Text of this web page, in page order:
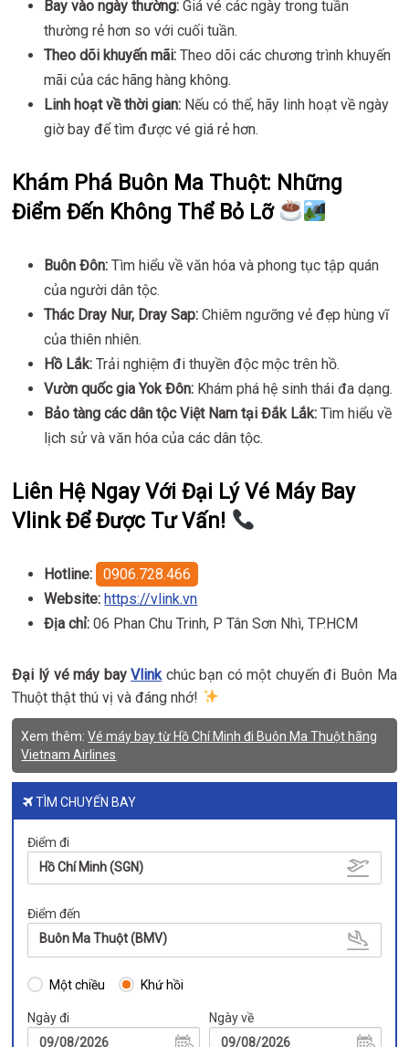
Bay vào ngày thường: Giá vé các ngày trong tuần
thường rẻ hơn so với cuối tuần.
Theo dõi khuyến mãi: Theo dõi các chương trình khuyến
mãi của các hãng hàng không.
Linh hoạt về thời gian: Nếu có thể, hãy linh hoạt về ngày
giờ bay để tìm được vé giá rẻ hơn.
Khám Phá Buôn Ma Thuột: Những
Điểm Đến Không Thể Bỏ Lỡ
Buôn Đôn: Tìm hiểu về văn hóa và phong tục tập quán
của người dân tộc.
Thác Dray Nur, Dray Sap: Chiêm ngưỡng vẻ đẹp hùng vĩ
của thiên nhiên.
Hồ Lắk: Trải nghiệm đi thuyền độc mộc trên hồ.
Vườn quốc gia Yok Đôn: Khám phá hệ sinh thái đa dạng.
Bảo tàng các dân tộc Việt Nam tại Đắk Lắk: Tìm hiểu về
lịch sử và văn hóa của các dân tộc.
Liên Hệ Ngay Với Đại Lý Vé Máy Bay
Vlink Để Được Tư Vấn!
Hotline:
0906.728.466
Website: https://vlink.vn
Địa chỉ: 06 Phan Chu Trinh, P Tân Sơn Nhì, TP.HCM
Đại lý vé máy bayVlink chúc bạn có một chuyến đi Buôn Ma
Thuột thật thú vị và đáng nhớ!
Xem thêm:Vé máy bay từ Hồ Chí Minh đi Buôn Ma Thuột hãng
Vietnam Airlines
TÌM CHUYẾN BAY
Điểm đi
Hồ Chí Minh (SGN)
Điểm đến
Buôn Ma Thuột (BMV)
Một chiều Khứ hồi
Ngày đi Ngày về